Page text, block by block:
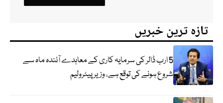
تازہ ترین خبریں
5 ارب ڈالر کی سرمایہ کاری کے معاہدے آئندہ ماہ سے
شروع ہونے کی توقع ہے، وزیر پیٹرولیم